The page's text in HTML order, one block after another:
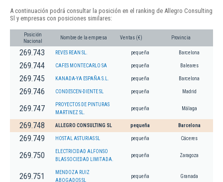
A continuación podrá consultar la posición en el ranking de Allegro Consulting
Sl y empresas con posiciones similares:
Posición
Nacional
Nombre de la empresa Ventas (€) Provincia
269.743 REVES REAN SL. pequeña Barcelona
269.744 CAFES MONTECARLO SA pequeña Baleares
269.745 KANADA-YA ESPAÑA S.L. pequeña Barcelona
269.746 CONDESCEN-DIENTE SL pequeña Madrid
269.747
PROYECTOS DE PINTURAS
MARTINEZ SL.
pequeña Málaga
269.748 ALLEGRO CONSULTING SL pequeña Barcelona
269.749 HOSTAL ASTURIAS SL pequeña Cáceres
269.750
ELECTRICIDAD ALFONSO
BLAS SOCIEDAD LIMITADA.
pequeña Zaragoza
269.751
MENDOZA RUIZ
ABOGADOS SL
pequeña Granada